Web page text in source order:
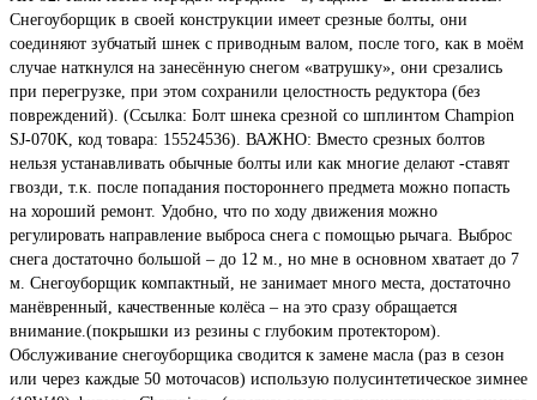
Снегоуборщик в своей конструкции имеет срезные болты, они
соединяют зубчатый шнек с приводным валом, после того, как в моём
случае наткнулся на занесённую снегом «ватрушку», они срезались
при перегрузке, при этом сохранили целостность редуктора (без
повреждений). (Ссылка: Болт шнека срезной со шплинтом Champion
SJ-070K, код товара: 15524536). ВАЖНО: Вместо срезных болтов
нельзя устанавливать обычные болты или как многие делают -ставят
гвозди, т.к. после попадания постороннего предмета можно попасть
на хороший ремонт. Удобно, что по ходу движения можно
регулировать направление выброса снега с помощью рычага. Выброс
снега достаточно большой – до 12 м., но мне в основном хватает до 7
м. Снегоуборщик компактный, не занимает много места, достаточно
манёвренный, качественные колёса – на это сразу обращается
внимание.(покрышки из резины с глубоким протектором).
Обслуживание снегоуборщика сводится к замене масла (раз в сезон
или через каждые 50 моточасов) использую полусинтетическое зимнее